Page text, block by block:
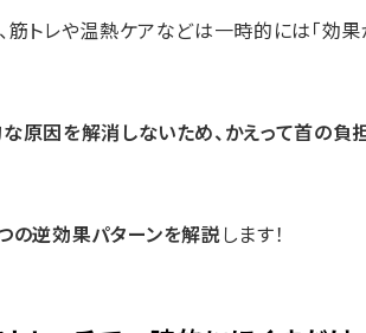
筋トレや温熱ケアなどは一時的には「効果
原因を解消しないため、かえって首の負
の逆効果パターンを解説します！